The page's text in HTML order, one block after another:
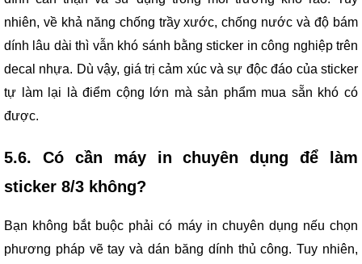
nhiên, về khả năng chống trầy xước, chống nước và độ bám
dính lâu dài thì vẫn khó sánh bằng sticker in công nghiệp trên
decal nhựa. Dù vậy, giá trị cảm xúc và sự độc đáo của sticker
tự làm lại là điểm cộng lớn mà sản phẩm mua sẵn khó có
được.
5.6. Có cần máy in chuyên dụng để làm
sticker 8/3 không?
Bạn không bắt buộc phải có máy in chuyên dụng nếu chọn
phương pháp vẽ tay và dán băng dính thủ công. Tuy nhiên,